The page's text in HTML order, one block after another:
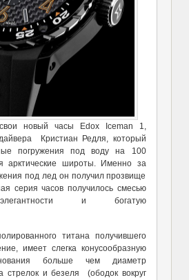
новый часы Edox Iceman 1,
Кристиан Редля, который
погружения под воду на 100
арктические широты. Именно за
под лед он получил прозвище
серия часов получилось смесью
и богатую
титана получившего
имеет слегка конусообразную
больше чем диаметр
стрелок и безеля (ободок вокруг